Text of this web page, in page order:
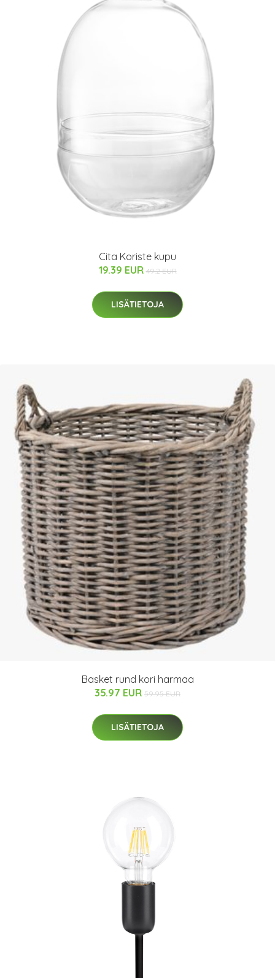
Cita Koriste kupu
19.39 EUR 49.2 EUR
LISÄTIETOJA
Basket rund kori harmaa
35.97 EUR 59.95 EUR
LISÄTIETOJA